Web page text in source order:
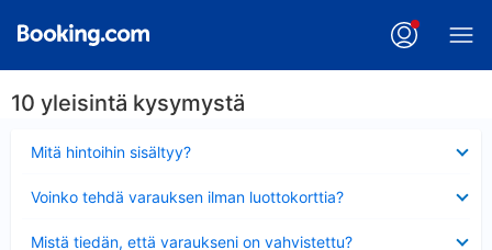
10 yleisintä kysymystä
Mitä hintoihin sisältyy?
Voinko tehdä varauksen ilman luottokorttia?
Mistä tiedän, että varaukseni on vahvistettu?